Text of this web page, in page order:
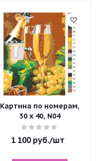
Картина по номерам,
30 x 40, N04
1 100руб./шт